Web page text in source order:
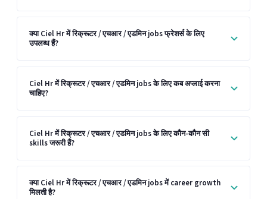
क्या Ciel Hr में रिक्रूटर / एचआर / एडमिन jobs फ्रेशर्स के लिए
उपलब्ध हैं?
Ciel Hr में रिक्रूटर / एचआर / एडमिन jobs के लिए कब अप्लाई करना
चाहिए?
Ciel Hr में रिक्रूटर / एचआर / एडमिन jobs के लिए कौन-कौन सी
skills जरूरी हैं?
क्या Ciel Hr में रिक्रूटर / एचआर / एडमिन jobs में career growth
मिलती है?